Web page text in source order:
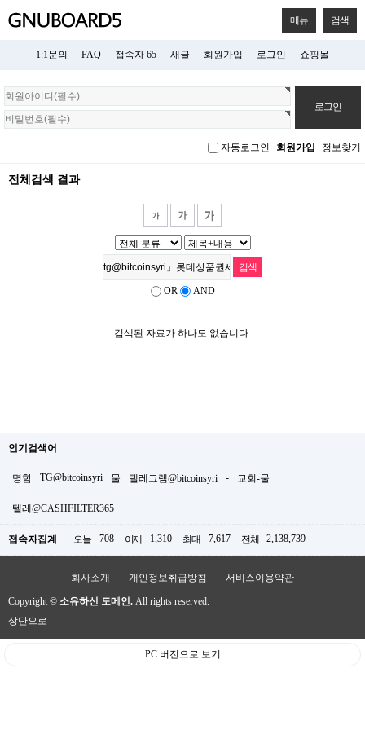
메뉴 검색
1:1문의 FAQ 접속자 65 새글 회원가입 로그인 쇼핑몰
회
원
로
자동로그인 회원가입 정보찾기
전체검색 결과
OR AND
검색된 자료가 하나도 없습니다.
인기검색어
명함 TG@bitcoinsyri 물 텔레그램@bitcoinsyri - 교회-물
텔레@CASHFILTER365
접속자집계 오늘 708 어제 1,310 최대 7,617 전체 2,138,739
회사소개 개인정보취급방침 서비스이용약관
Copyright © 소유하신 도메인. All rights reserved.
상단으로
PC 버전으로 보기